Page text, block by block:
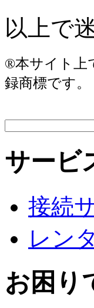
以上で
®本サイト上
録商標です。
サービ
接続
レン
お困り